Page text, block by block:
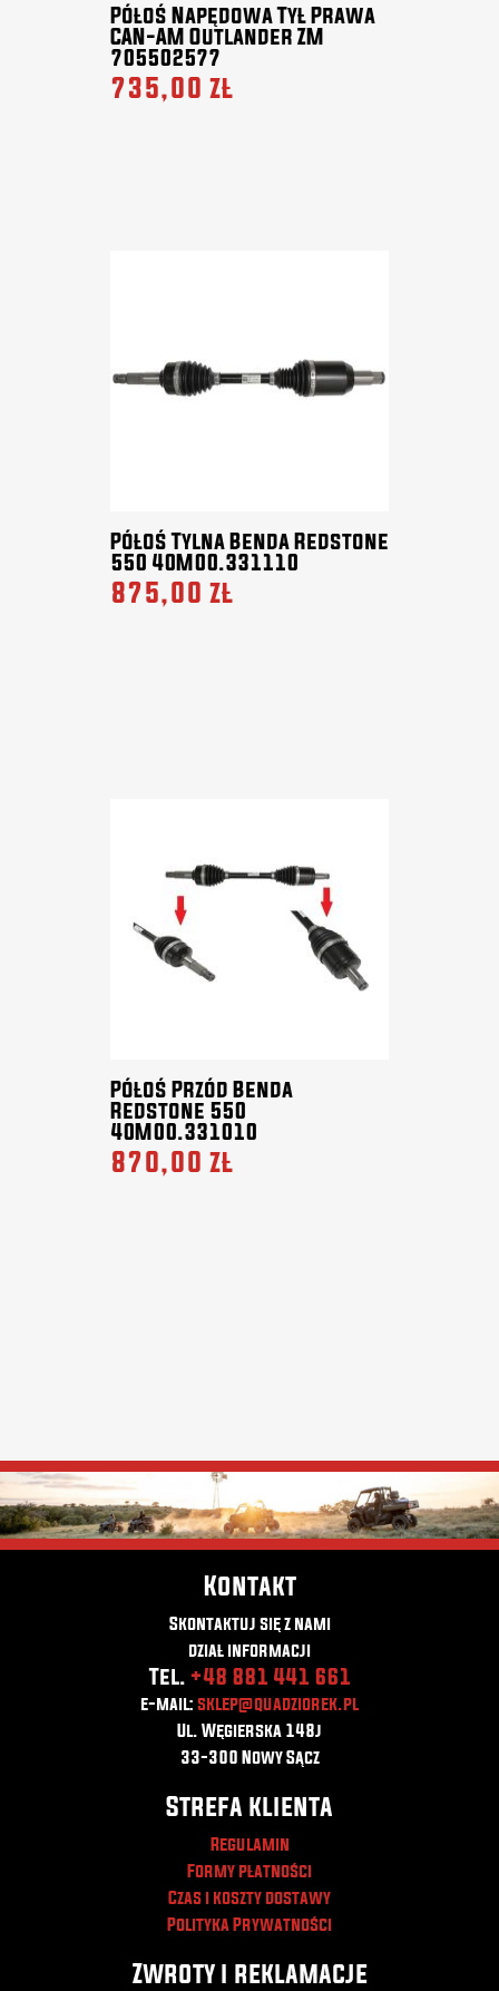
Półoś Napędowa Tył Prawa
CAN-AM Outlander ZM
705502577
735,00 zł
Półoś Tylna Benda Redstone
550 40M00.331110
875,00 zł
Półoś Przód Benda
Redstone 550
40M00.331010
870,00 zł
Kontakt
Skontaktuj się z nami
dział informacji
Tel. +48 881 441 661
e-mail: sklep@quadziorek.pl
Ul. Węgierska 148j
33-300 Nowy Sącz
Strefa klienta
Regulamin
Formy płatności
Czas i koszty dostawy
Polityka Prywatności
Zwroty i reklamacje